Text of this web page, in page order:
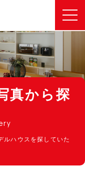
真から探
ルハウスを探していた